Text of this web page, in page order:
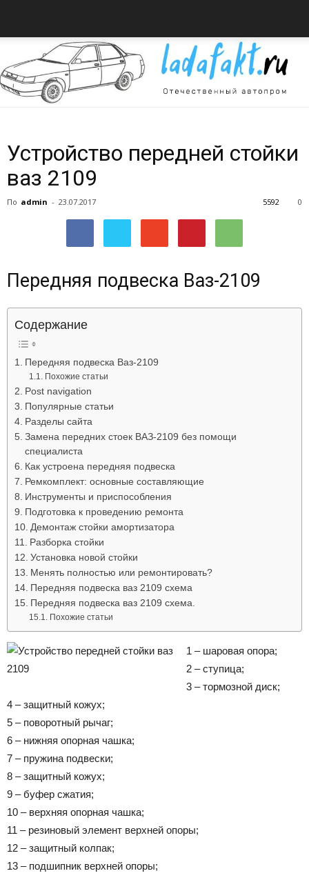
Устройство передней стойки
ваз 2109
По admin - 23.07.2017 0
5592
Передняя подвеска Ваз-2109
Содержание
Передняя подвеска Ваз-2109
Похожие статьи
Post navigation
Популярные статьи
Разделы сайта
Замена передних стоек ВАЗ-2109 без помощи
специалиста
Как устроена передняя подвеска
Ремкомплект: основные составляющие
Инструменты и приспособления
Подготовка к проведению ремонта
Демонтаж стойки амортизатора
Разборка стойки
Установка новой стойки
Менять полностью или ремонтировать?
Передняя подвеска ваз 2109 схема
Передняя подвеска ваз 2109 схема.
Похожие статьи
1 – шаровая опора;
2 – ступица;
3 – тормозной диск;
4 – защитный кожух;
5 – поворотный рычаг;
6 – нижняя опорная чашка;
7 – пружина подвески;
8 – защитный кожух;
9 – буфер сжатия;
10 – верхняя опорная чашка;
11 – резиновый элемент верхней опоры;
12 – защитный колпак;
13 – подшипник верхней опоры;